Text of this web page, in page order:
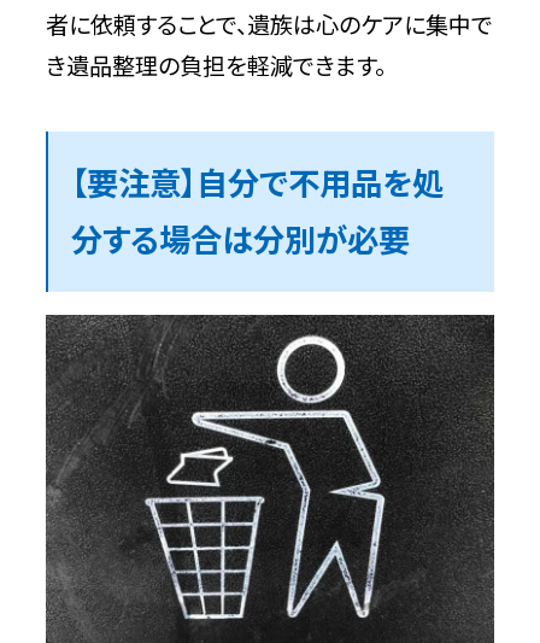
者に依頼することで、遺族は心のケアに集中で
き遺品整理の負担を軽減できます。
【要注意】自分で不用品を処
分する場合は分別が必要